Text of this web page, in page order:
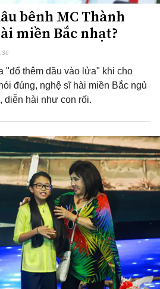
bênh MC Thành
miền Bắc nhạt?
"đổ thêm dầu vào lửa" khi cho
đúng, nghệ sĩ hài miền Bắc ngủ
diễn hài như con rối.